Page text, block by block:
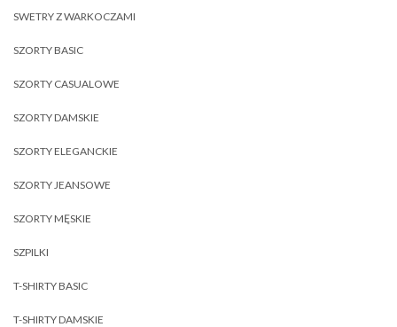
SWETRY Z WARKOCZAMI
SZORTY BASIC
SZORTY CASUALOWE
SZORTY DAMSKIE
SZORTY ELEGANCKIE
SZORTY JEANSOWE
SZORTY MĘSKIE
SZPILKI
T-SHIRTY BASIC
T-SHIRTY DAMSKIE